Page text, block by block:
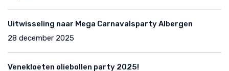
Uitwisseling naar Mega Carnavalsparty Albergen
28 december 2025
Venekloeten oliebollen party 2025!